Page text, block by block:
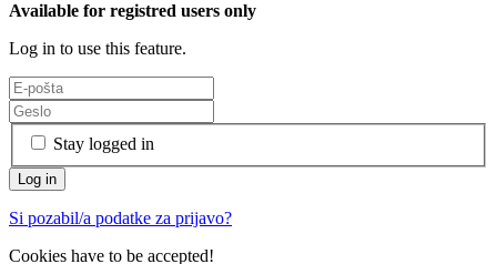
Available for registred users only
Log in to use this feature.
Stay logged in
Si pozabil/a podatke za prijavo?
Cookies have to be accepted!